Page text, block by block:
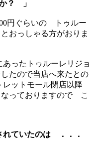
？ 」
円ぐらいの トゥルー
おっしゃる方がおりま
ったトゥルーレリジョ
たので当店へ来たとの
ットモール閉店以降
っておりますので こ
ていたのは ．．．